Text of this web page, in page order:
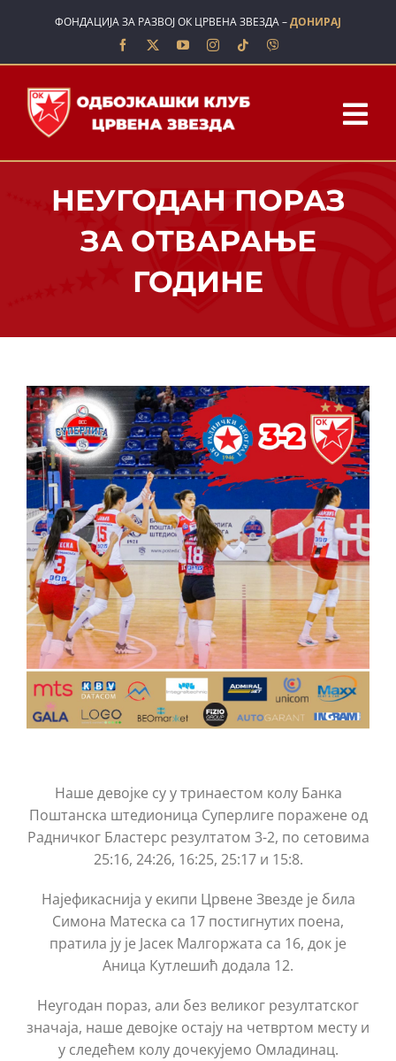
ФОНДАЦИЈА ЗА РАЗВОЈ ОК ЦРВЕНА ЗВЕЗДА –ДОНИРАЈ
О НАМА
КОНТАКТ
НЕУГОДАН ПОРАЗ
ЗА ОТВАРАЊЕ
ГОДИНЕ
Наше девојке су у тринаестом колу Банка
Поштанска штедионица Суперлиге поражене од
Радничког Бластерс резултатом 3-2, по сетовима
25:16, 24:26, 16:25, 25:17 и 15:8.
Најефикаснија у екипи Црвене Звезде је била
Симона Матеска са 17 постигнутих поена,
пратила ју је Јасек Малгоржата са 16, док је
Аница Кутлешић додала 12.
Неугодан пораз, али без великог резултатског
значаја, наше девојке остају на четвртом месту и
у следећем колу дочекујемо Омладинац.